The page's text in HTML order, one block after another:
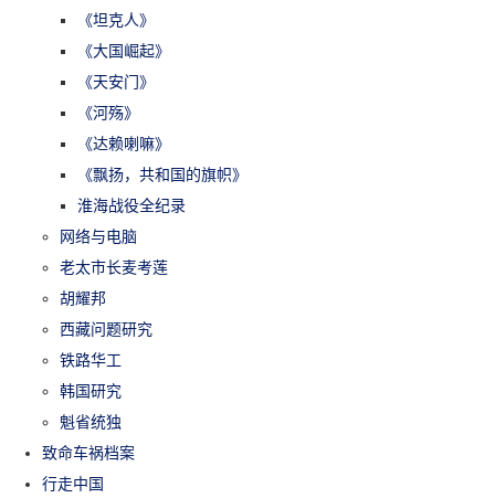
《坦克人》
《大国崛起》
《天安门》
《河殇》
《达赖喇嘛》
《飘扬，共和国的旗帜》
淮海战役全纪录
网络与电脑
老太市长麦考莲
胡耀邦
西藏问题研究
铁路华工
韩国研究
魁省统独
致命车祸档案
行走中国